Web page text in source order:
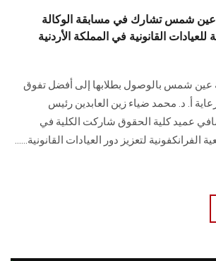
الموظفون
سجل الان
عين شمس تشارك في مسابقة الوكالة
للعيادات القانونية في المملكة الأردنية
شمس بالوصول بطلابها إلى أفضل تفوق
أ. د. محمد ضياء زين العابدين رئيس
عميد كلية الحقوق شاركت الكلية في
الفرانكفونية لتعزيز دور العيادات القانونية......